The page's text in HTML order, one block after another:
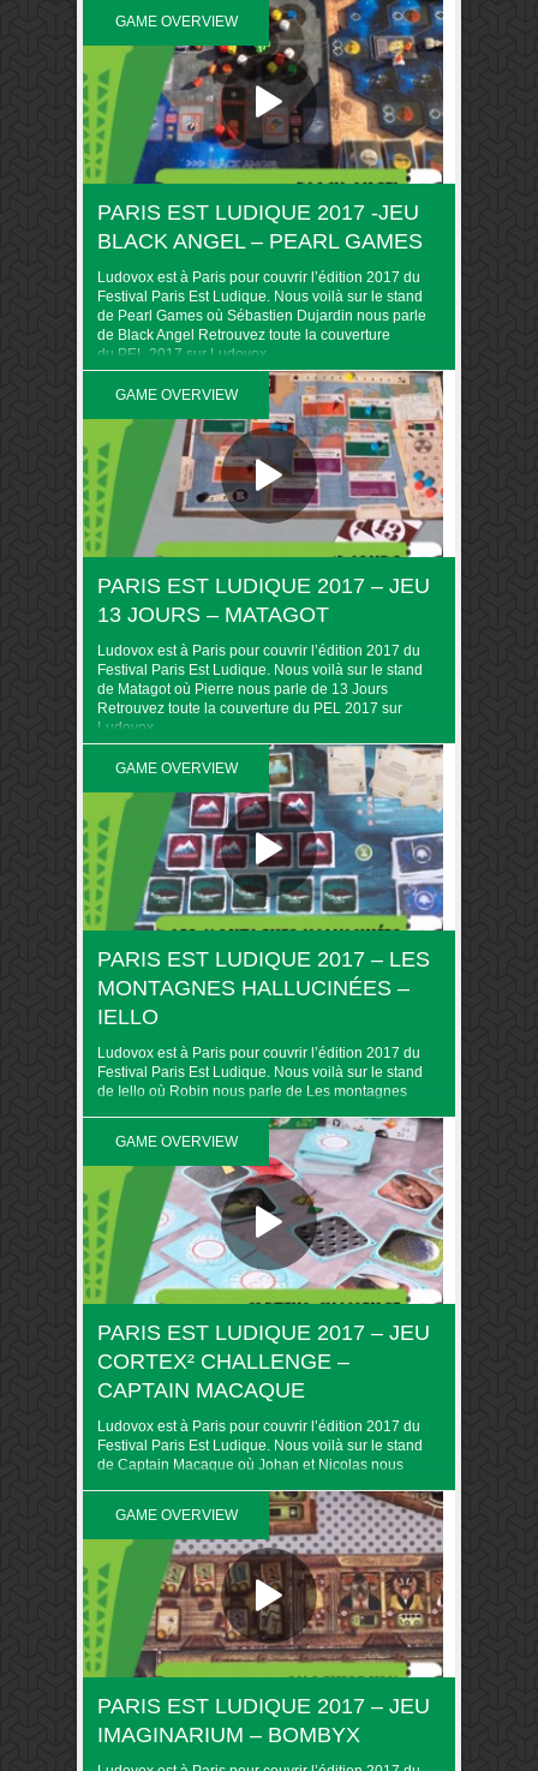
toute la couverture du PEL 2017 sur Ludovox
GAME OVERVIEW
PARIS EST LUDIQUE 2017 -JEU
BLACK ANGEL – PEARL GAMES
Ludovox est à Paris pour couvrir l’édition 2017 du
Festival Paris Est Ludique. Nous voilà sur le stand
de Pearl Games où Sébastien Dujardin nous parle
de Black Angel Retrouvez toute la couverture
du PEL 2017 sur Ludovox
GAME OVERVIEW
PARIS EST LUDIQUE 2017 – JEU
13 JOURS – MATAGOT
Ludovox est à Paris pour couvrir l’édition 2017 du
Festival Paris Est Ludique. Nous voilà sur le stand
de Matagot où Pierre nous parle de 13 Jours
Retrouvez toute la couverture du PEL 2017 sur
Ludovox
GAME OVERVIEW
PARIS EST LUDIQUE 2017 – LES
MONTAGNES HALLUCINÉES –
IELLO
Ludovox est à Paris pour couvrir l’édition 2017 du
Festival Paris Est Ludique. Nous voilà sur le stand
de Iello où Robin nous parle de Les montagnes
GAME OVERVIEW
PARIS EST LUDIQUE 2017 – JEU
CORTEX² CHALLENGE –
CAPTAIN MACAQUE
Ludovox est à Paris pour couvrir l’édition 2017 du
Festival Paris Est Ludique. Nous voilà sur le stand
de Captain Macaque où Johan et Nicolas nous
couverture du PEL 2017 sur Ludovox. &nbsp
GAME OVERVIEW
PARIS EST LUDIQUE 2017 – JEU
IMAGINARIUM – BOMBYX